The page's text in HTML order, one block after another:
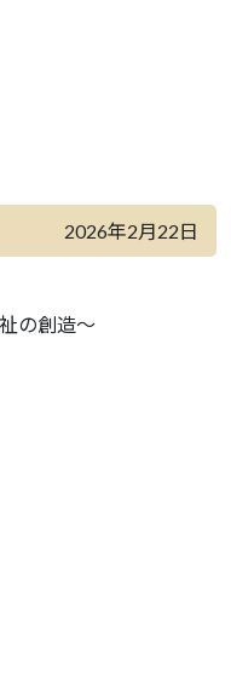
2026年2月22日
の創造～